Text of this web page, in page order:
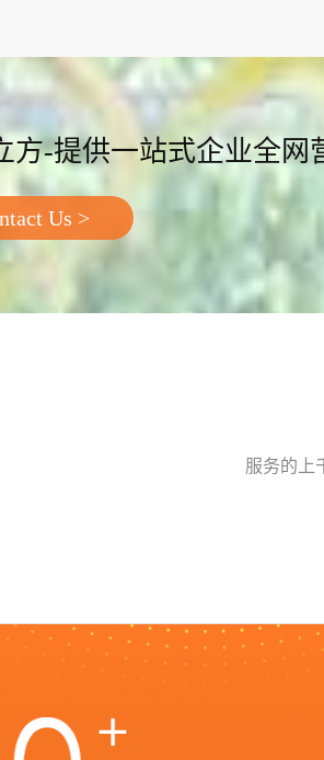
方-提供一站式企业全网
Us >
服务的上